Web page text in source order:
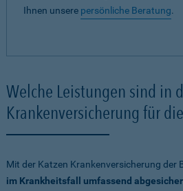
Ihnen unsere persönliche Beratung.
Welche Leistungen sind in
Krankenversicherung für
Mit der Katzen Krankenversicherung der
im Krankheitsfall umfassend